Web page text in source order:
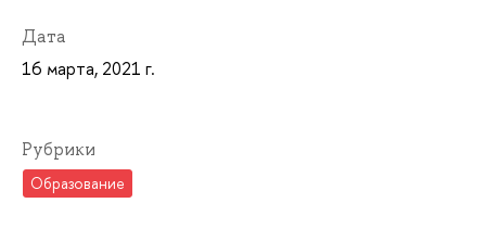
Дата
16 марта, 2021 г.
Рубрики
Образование